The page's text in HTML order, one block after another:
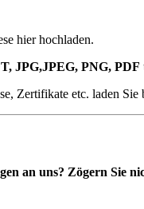
hier hochladen.
JPG,JPEG, PNG, PDF
Zertifikate etc. laden Sie
an uns? Zögern Sie